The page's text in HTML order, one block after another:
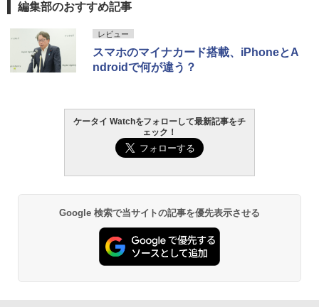
編集部のおすすめ記事
レビュー
スマホのマイナカード搭載、iPhoneとA
ndroidで何が違う？
ケータイ Watchをフォローして最新記事をチ
ェック！
Google 検索で当サイトの記事を優先表示させる